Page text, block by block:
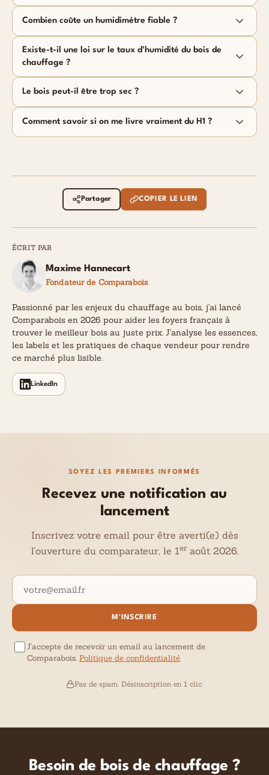
Partager COPIER LE LIEN
ÉCRIT PAR
Maxime Hannecart
Fondateur de Comparabois
Passionné par les enjeux du chauffage au bois, j'ai lancé
Comparabois en 2026 pour aider les foyers français à
trouver le meilleur bois au juste prix. J'analyse les essences,
les labels et les pratiques de chaque vendeur pour rendre
ce marché plus lisible.
LinkedIn
Combien coûte un humidimètre fiable ?
Existe-t-il une loi sur le taux d'humidité du bois de
chauffage ?
Le bois peut-il être trop sec ?
Comment savoir si on me livre vraiment du H1 ?
SOYEZ LES PREMIERS INFORMÉS
Recevez une notification au
lancement
Inscrivez votre email pour être averti(e) dès
l'ouverture du comparateur, le 1eraoût 2026.
Adresse email
M'INSCRIRE
J'accepte de recevoir un email au lancement de
Comparabois. Politique de confidentialité
Pas de spam. Désinscription en 1 clic.
Besoin de bois de chauffage ?